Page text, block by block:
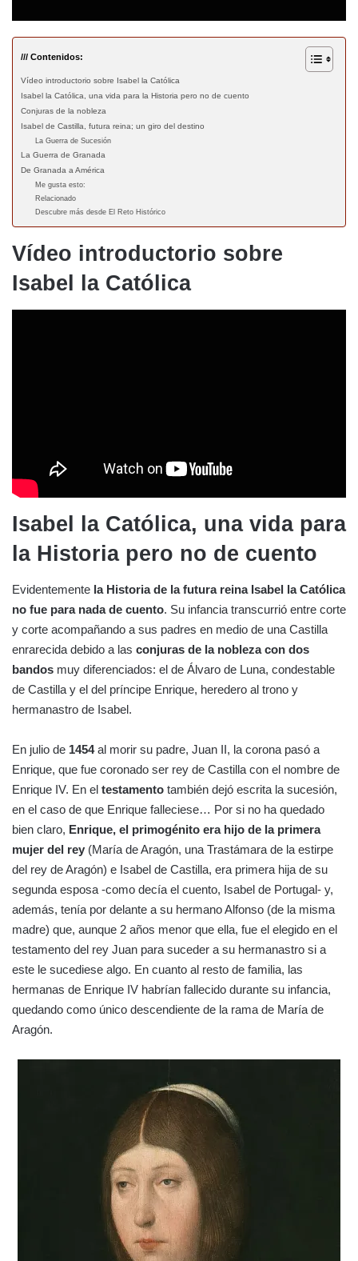
/// Contenidos:
Vídeo introductorio sobre Isabel la Católica
Isabel la Católica, una vida para la Historia pero no de cuento
Conjuras de la nobleza
Isabel de Castilla, futura reina; un giro del destino
La Guerra de Sucesión
La Guerra de Granada
De Granada a América
Me gusta esto:
Relacionado
Descubre más desde El Reto Histórico
Vídeo introductorio sobre
Isabel la Católica
Isabel la Católica, una vida para
la Historia pero no de cuento
Evidentemente la Historia de la futura reina Isabel la Católica
no fue para nada de cuento. Su infancia transcurrió entre corte
y corte acompañando a sus padres en medio de una Castilla
enrarecida debido a las conjuras de la nobleza con dos
bandos muy diferenciados: el de Álvaro de Luna, condestable
de Castilla y el del príncipe Enrique, heredero al trono y
hermanastro de Isabel.
En julio de 1454al morir su padre, Juan II, la corona pasó a
Enrique, que fue coronado ser rey de Castilla con el nombre de
Enrique IV. En el testamento también dejó escrita la sucesión,
en el caso de que Enrique falleciese… Por si no ha quedado
bien claro, Enrique, el primogénito era hijo de la primera
mujer del rey (María de Aragón, una Trastámara de la estirpe
del rey de Aragón) e Isabel de Castilla, era primera hija de su
segunda esposa -como decía el cuento, Isabel de Portugal- y,
además, tenía por delante a su hermano Alfonso (de la misma
madre) que, aunque 2 años menor que ella, fue el elegido en el
testamento del rey Juan para suceder a su hermanastro si a
este le sucediese algo. En cuanto al resto de familia, las
hermanas de Enrique IV habrían fallecido durante su infancia,
quedando como único descendiente de la rama de María de
Aragón.